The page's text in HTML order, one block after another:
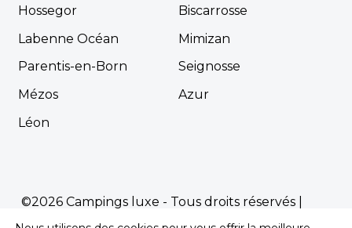
Hossegor
Biscarrosse
Labenne Océan
Mimizan
Parentis-en-Born
Seignosse
Mézos
Azur
Léon
©2026 Campings luxe - Tous droits réservés |